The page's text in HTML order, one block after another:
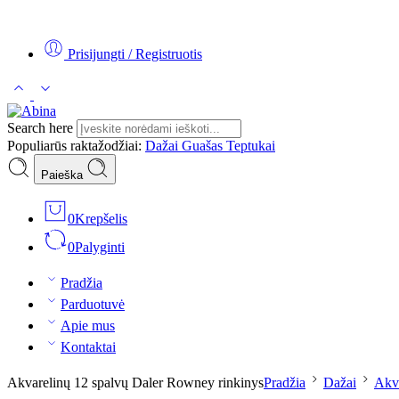
Prisijungti / Registruotis
Search here
Populiarūs raktažodžiai: Dažai Guašas Teptukai
Paieška
0Krepšelis
0Palyginti
Pradžia
Parduotuvė
Apie mus
Kontaktai
Akvarelinų 12 spalvų Daler Rowney rinkinysPradžia Dažai